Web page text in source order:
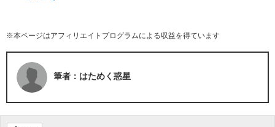
※本ページはアフィリエイトプログラムによる収益を得ています
筆者：はためく惑星